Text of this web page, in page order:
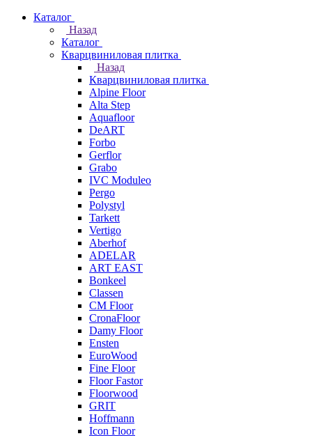
Каталог
Назад
Каталог
Кварцвиниловая плитка
Назад
Кварцвиниловая плитка
Alpine Floor
Alta Step
Aquafloor
DeART
Forbo
Gerflor
Grabo
IVC Moduleo
Pergo
Polystyl
Tarkett
Vertigo
Aberhof
ADELAR
ART EAST
Bonkeel
Classen
CM Floor
CronaFloor
Damy Floor
Ensten
EuroWood
Fine Floor
Floor Fastor
Floorwood
GRIT
Hoffmann
Icon Floor